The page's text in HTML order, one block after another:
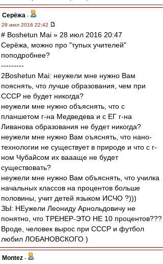
Серёжа -
28 июл 2016 22:42
# Boshetun Mai » 28 июл 2016 20:47
Серёжа, можно про "тупых учителей"
поподробнее?
---------
2Boshetun Mai: неужели мне нужно Вам
пояснять, что лучше образования, чем при
СССР не будет никогда?
неужели мне нужно объяснять, что с
планшетом г-на Медведева и с ЕГ г-на
Ливанова образования не будет никогда?
неужели мне нужно Вам оъяснять, что нано-
технологии не существует в природе и что с г-
ном Чубайсом их ваааще не будет
существовать?
неужели мне нужно Вам объяснять, что училка
начальных классов на процентов больше
половины, учит детей языком ИСЧО ?)))
ЗЫ: НЕужели Леониду Арнольдовичу не
понятно, что ТРЕНЕР-ЭТО НЕ 10 процентов???
Вроде, человек вырос при СССР и футбол
любил ЛОБАНОВСКОГО )
Montez -